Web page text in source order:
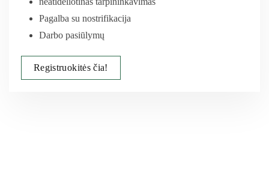
Pagalba su nostrifikacija
Darbo pasiūlymų
Registruokitės čia!